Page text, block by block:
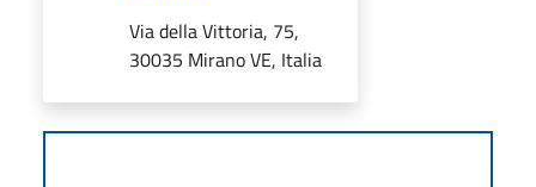
Via della Vittoria, 75,
30035 Mirano VE, Italia